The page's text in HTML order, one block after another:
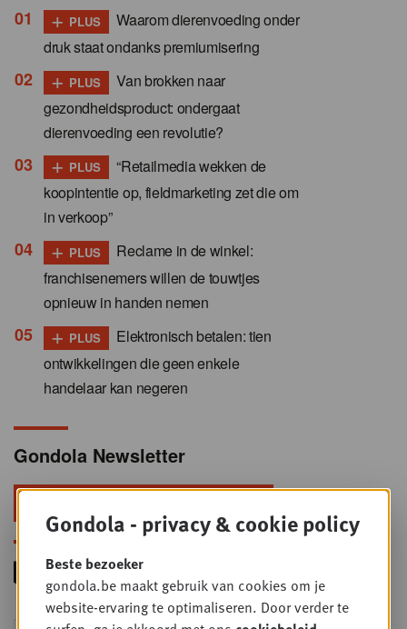
+ PLUS
Waarom dierenvoeding onder
druk staat ondanks premiumisering
+ PLUS
Van brokken naar
gezondheidsproduct: ondergaat
dierenvoeding een revolutie?
+ PLUS
“Retailmedia wekken de
koopintentie op, fieldmarketing zet die om
in verkoop”
+ PLUS
Reclame in de winkel:
franchisenemers willen de touwtjes
opnieuw in handen nemen
+ PLUS
Elektronisch betalen: tien
ontwikkelingen die geen enkele
handelaar kan negeren
Gondola Newsletter
Gondola - privacy & cookie policy
Beste bezoeker
gondola.be maakt gebruik van cookies om je
website-ervaring te optimaliseren. Door verder te